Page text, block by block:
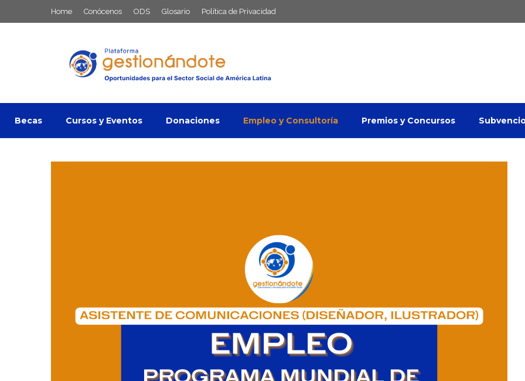
al
Home Conócenos ODS Glosario Política de Privacidad
Becas Cursos y Eventos Donaciones Empleo y Consultoría Premios y Concursos